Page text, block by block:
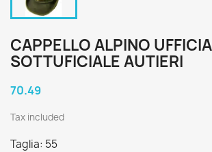
CAPPELLO ALPINO
SOTTUFICIALE AUTIERI
70.49
Tax included
Taglia: 55